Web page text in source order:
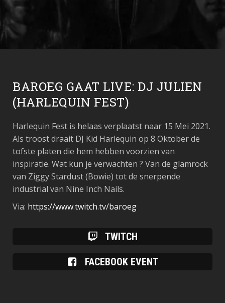
BAROEG GAAT LIVE: DJ JULIEN
(HARLEQUIN FEST)
Harlequin Fest is helaas verplaatst naar 15 Mei 2021.
Als troost draait DJ Kid Harlequin op 8 Oktober de
tofste platen die hem hebben voorzien van
inspiratie. Wat kun je verwachten ? Van de glamrock
van Ziggy Stardust (Bowie) tot de snerpende
industrial van Nine Inch Nails.
Via: https://www.twitch.tv/baroeg
TWITCH
FACEBOOK EVENT